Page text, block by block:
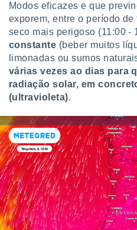
de
1199
Modos eficazes e que
exporem, entre o período
seco mais perigoso (11:00 -
constante (beber muitos
limonadas ou sumos
várias vezes ao dias para
radiação solar, em
(ultravioleta).